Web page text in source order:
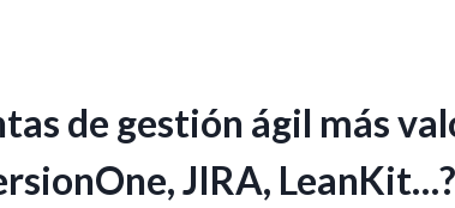
de gestión ágil más
JIRA, LeanKit…?